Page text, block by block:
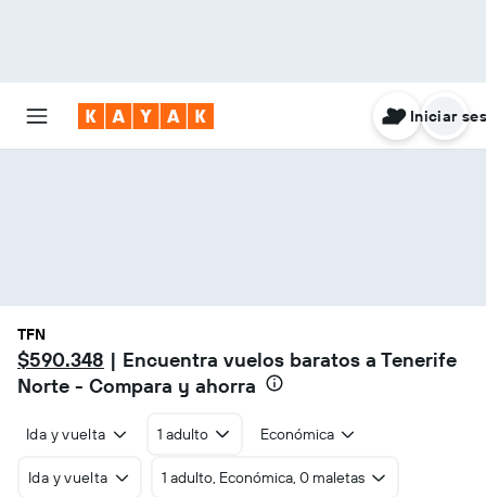
Iniciar
TFN
$590.348 | Encuentra vuelos baratos a Tenerife
Norte - Compara y ahorra
Ida y vuelta 1 adulto Económica
Ida y vuelta 1 adulto, Económica, 0 maletas